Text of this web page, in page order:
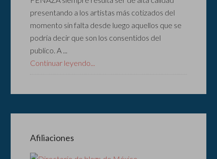
presentando a los artistas más cotizados del
momento sin falta desde luego aquellos que se
podría decir que son los consentidos del
publico. A ...
Continuar leyendo...
Afiliaciones